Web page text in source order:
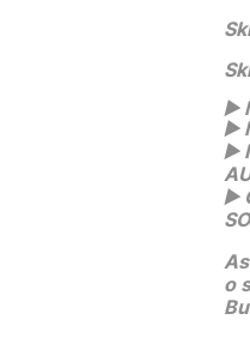
▶️
▶️
▶️
▶️
o